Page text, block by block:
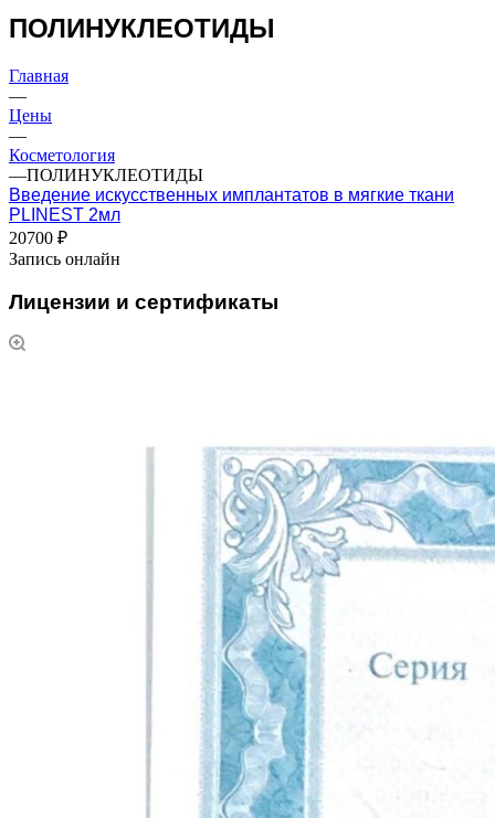
ПОЛИНУКЛЕОТИДЫ
Главная
—
Цены
—
Косметология
—ПОЛИНУКЛЕОТИДЫ
Введение искусственных имплантатов в мягкие ткани
PLINEST 2мл
20700 ₽
Запись онлайн
Лицензии и сертификаты